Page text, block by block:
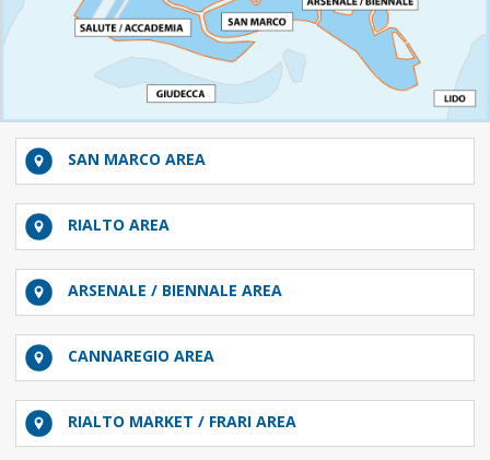
SAN MARCO AREA
RIALTO AREA
ARSENALE / BIENNALE AREA
CANNAREGIO AREA
RIALTO MARKET / FRARI AREA